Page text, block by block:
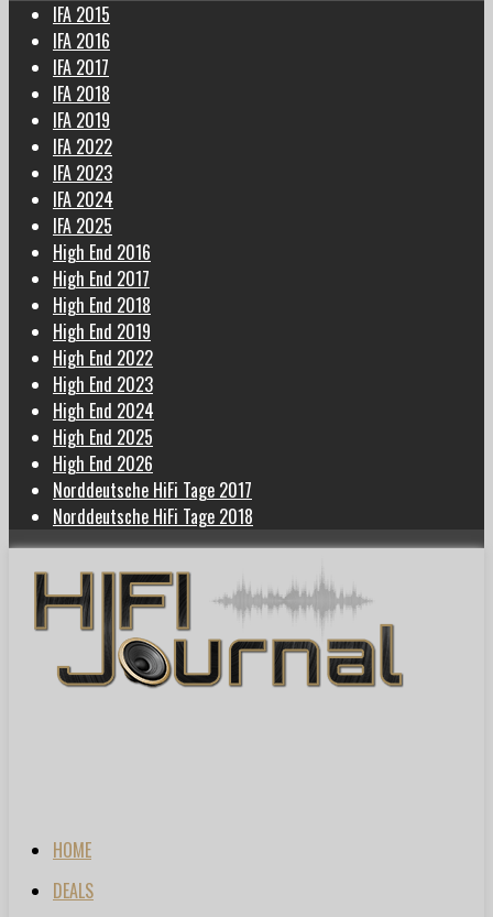
IFA 2015
IFA 2016
IFA 2017
IFA 2018
IFA 2019
IFA 2022
IFA 2023
IFA 2024
IFA 2025
High End 2016
High End 2017
High End 2018
High End 2019
High End 2022
High End 2023
High End 2024
High End 2025
High End 2026
Norddeutsche HiFi Tage 2017
Norddeutsche HiFi Tage 2018
HOME
DEALS